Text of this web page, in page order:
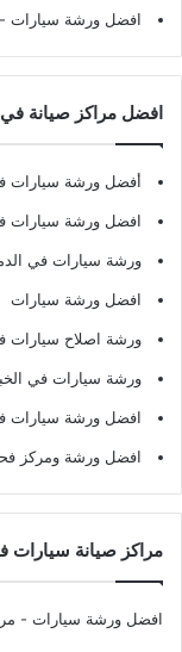
افضل ورشة سيارات
افضل مراكز صيانة في
أفضل ورشة سيارات
افضل ورشة سيارات
ورشة سيارات في
افضل ورشة سيارات
ورشة اصلاح سيارات
ورشة سيارات في
افضل ورشة سيارات
افضل ورشة ومركز
مراكز صيانة سيارات
افضل ورشة سيارات -